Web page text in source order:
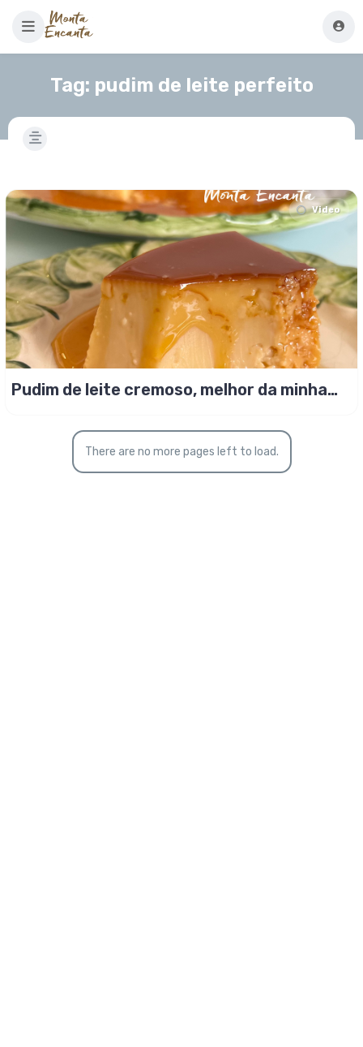
Tag: pudim de leite perfeito
Video
Pudim de leite cremoso, melhor da minha
There are no more pages left to load.